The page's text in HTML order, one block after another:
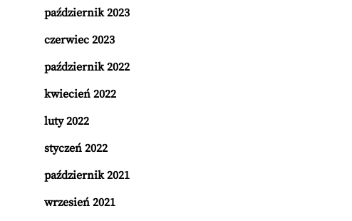
październik 2023
czerwiec 2023
październik 2022
kwiecień 2022
luty 2022
styczeń 2022
październik 2021
wrzesień 2021